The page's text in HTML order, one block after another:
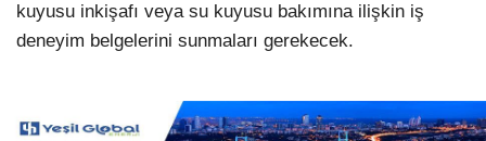
kuyusu inkişafı veya su kuyusu bakımına ilişkin iş
deneyim belgelerini sunmaları gerekecek.